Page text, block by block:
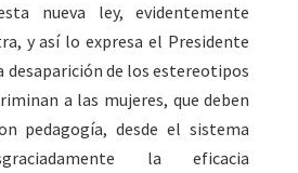
nueva ley, evidentemente
y así lo expresa el Presidente
desaparición de los estereotipos
a las mujeres, que deben
pedagogía, desde el sistema
la eficacia